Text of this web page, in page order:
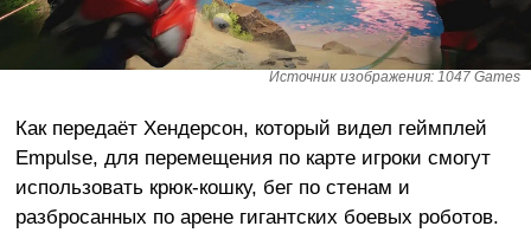
Источник изображения: 1047 Games
Как передаёт Хендерсон, который видел геймплей
Empulse, для перемещения по карте игроки смогут
использовать крюк-кошку, бег по стенам и
разбросанных по арене гигантских боевых роботов.